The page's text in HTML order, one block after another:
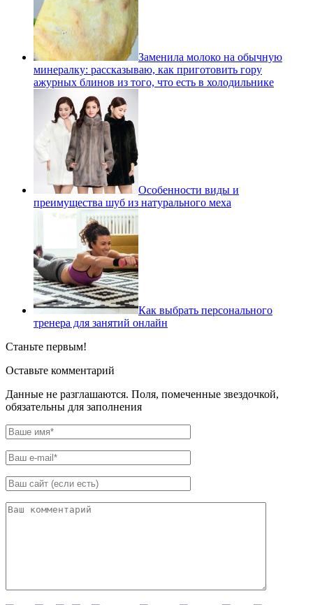
Заменила молоко на обычную
минералку: рассказываю, как приготовить гору
ажурных блинов из того, что есть в холодильнике
Особенности виды и
преимущества шуб из натурального меха
Как выбрать персонального
тренера для занятий онлайн
Станьте первым!
Оставьте комментарий
Данные не разглашаются. Поля, помеченные звездочкой,
обязательны для заполнения